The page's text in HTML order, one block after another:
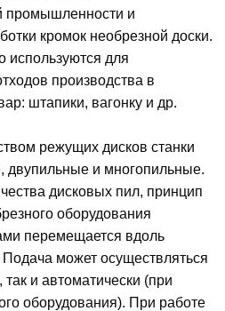
промышленности и
кромок необрезной доски.
используются для
производства в
штапики, вагонку и др.
режущих дисков станки
двупильные и многопильные.
дисковых пил, принцип
оборудования
перемещается вдоль
Подача может осуществляться
и автоматически (при
оборудования). При работе